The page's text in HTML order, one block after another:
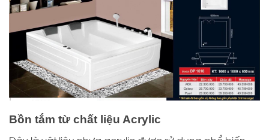
Bồn tắm từ chất liệu Acrylic